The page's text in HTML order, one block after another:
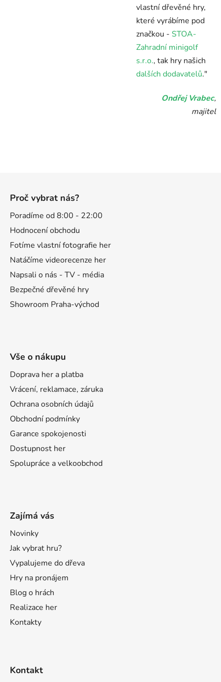
vlastní dřevěné hry,
které vyrábíme pod
značkou - STOA-
Zahradní minigolf
s.r.o., tak hry našich
dalších dodavatelů."
Ondřej Vrabec,
majitel
Proč vybrat nás?
Poradíme od 8:00 - 22:00
Hodnocení obchodu
Fotíme vlastní fotografie her
Natáčíme videorecenze her
Napsali o nás - TV - média
Bezpečné dřevěné hry
Showroom Praha-východ
Vše o nákupu
Doprava her a platba
Vrácení, reklamace, záruka
Ochrana osobních údajů
Obchodní podmínky
Garance spokojenosti
Dostupnost her
Spolupráce a velkoobchod
Zajímá vás
Novinky
Jak vybrat hru?
Vypalujeme do dřeva
Hry na pronájem
Blog o hrách
Realizace her
Kontakty
Kontakt